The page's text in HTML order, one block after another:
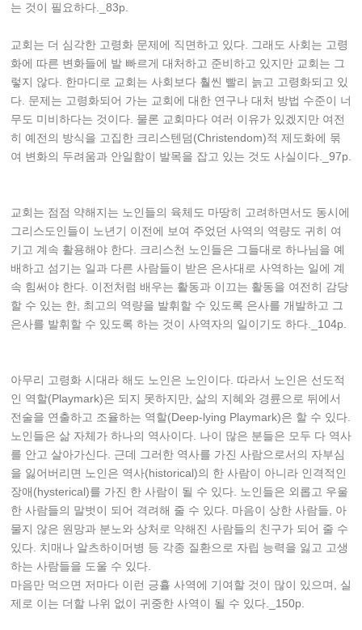
는 것이 필요하다._83p.
교회는 더 심각한 고령화 문제에 직면하고 있다. 그래도 사회는 고령
화에 따른 변화들에 발 빠르게 대처하고 준비하고 있지만 교회는 그
렇지 않다. 한마디로 교회는 사회보다 훨씬 빨리 늙고 고령화되고 있
다. 문제는 고령화되어 가는 교회에 대한 연구나 대처 방법 수준이 너
무도 미비하다는 것이다. 물론 교회마다 여러 이유가 있겠지만 여전
히 예전의 방식을 고집한 크리스텐덤(Christendom)적 제도화에 묶
여 변화의 두려움과 안일함이 발목을 잡고 있는 것도 사실이다._97p.
교회는 점점 약해지는 노인들의 육체도 마땅히 고려하면서도 동시에
그리스도인들이 노년기 이전에 보여 주었던 사역의 역량도 귀히 여
기고 계속 활용해야 한다. 크리스천 노인들은 그들대로 하나님을 예
배하고 섬기는 일과 다른 사람들이 받은 은사대로 사역하는 일에 계
속 힘써야 한다. 이전처럼 배우는 활동과 이끄는 활동을 여전히 감당
할 수 있는 한, 최고의 역량을 발휘할 수 있도록 은사를 개발하고 그
은사를 발휘할 수 있도록 하는 것이 사역자의 일이기도 하다._104p.
아무리 고령화 시대라 해도 노인은 노인이다. 따라서 노인은 선도적
인 역할(Playmark)은 되지 못하지만, 삶의 지혜와 경륜으로 뒤에서
전술을 연출하고 조율하는 역할(Deep-lying Playmark)은 할 수 있다.
노인들은 삶 자체가 하나의 역사이다. 나이 많은 분들은 모두 다 역사
를 안고 살아가신다. 근데 그러한 역사를 가진 사람으로서의 자부심
을 잃어버리면 노인은 역사(historical)의 한 사람이 아니라 인격적인
장애(hysterical)를 가진 한 사람이 될 수 있다. 노인들은 외롭고 우울
한 사람들의 말벗이 되어 격려해 줄 수 있다. 마음이 상한 사람들, 아
물지 않은 원망과 분노와 상처로 약해진 사람들의 친구가 되어 줄 수
있다. 치매나 알츠하이머병 등 각종 질환으로 자립 능력을 잃고 고생
하는 사람들을 도울 수 있다.
마음만 먹으면 저마다 이런 긍휼 사역에 기여할 것이 많이 있으며, 실
제로 이는 더할 나위 없이 귀중한 사역이 될 수 있다._150p.